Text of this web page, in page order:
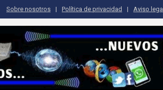
Sobre nosotros Política de privacidad Aviso legal